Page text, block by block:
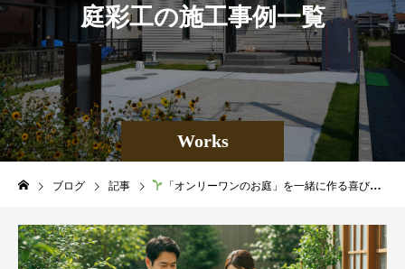
Works
庭彩工の施工事例一覧
ブログ 記事 「オンリーワンのお庭」を一緒に作る喜び：参加型庭づくりの魅力とプロセス